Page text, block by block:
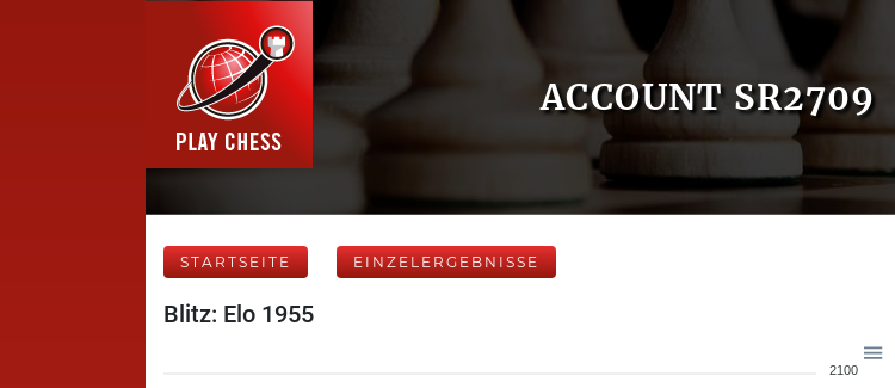
ACCOUNT SR2709
STARTSEITE EINZELERGEBNISSE
Blitz: Elo 1955
2100